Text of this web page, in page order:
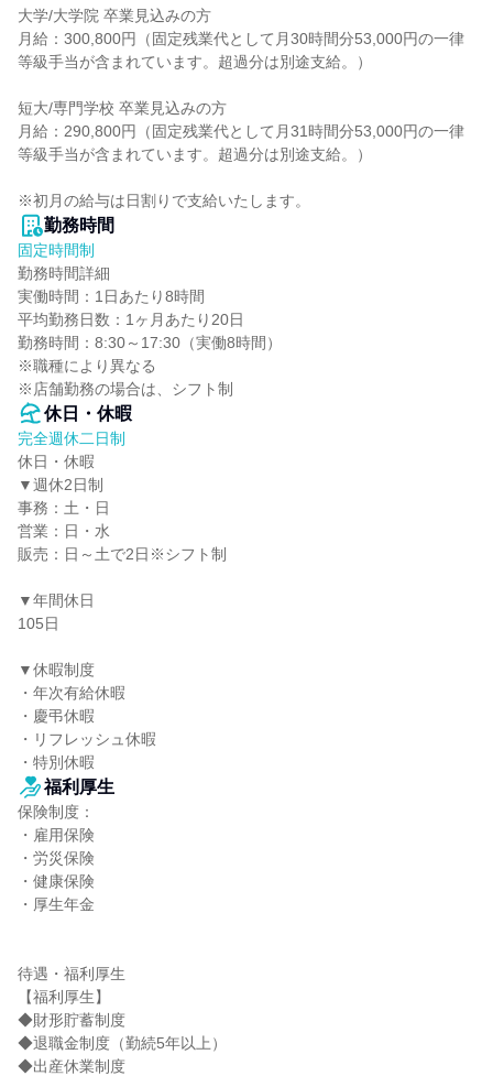
大学/大学院 卒業見込みの方
月給：300,800円（固定残業代として月30時間分53,000円の一律
等級手当が含まれています。超過分は別途支給。）
短大/専門学校 卒業見込みの方
月給：290,800円（固定残業代として月31時間分53,000円の一律
等級手当が含まれています。超過分は別途支給。）
※初月の給与は日割りで支給いたします。
勤務時間
固定時間制
勤務時間詳細
実働時間：1日あたり8時間
平均勤務日数：1ヶ月あたり20日
勤務時間：8:30～17:30（実働8時間）
※職種により異なる
※店舗勤務の場合は、シフト制
休日・休暇
完全週休二日制
休日・休暇
▼週休2日制
事務：土・日
営業：日・水
販売：日～土で2日※シフト制
▼年間休日
105日
▼休暇制度
・年次有給休暇
・慶弔休暇
・リフレッシュ休暇
・特別休暇
福利厚生
保険制度：
・雇用保険
・労災保険
・健康保険
・厚生年金
待遇・福利厚生
【福利厚生】
◆財形貯蓄制度
◆退職金制度（勤続5年以上）
◆出産休業制度